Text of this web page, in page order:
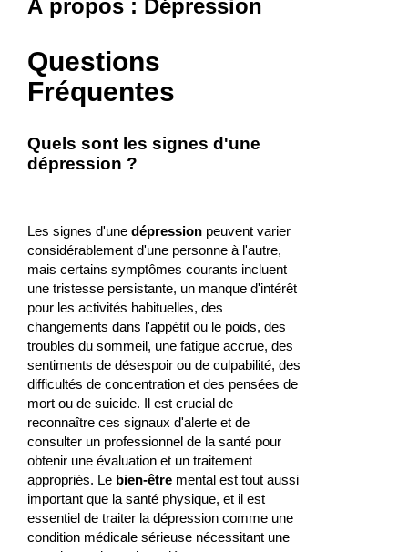
À propos : Dépression
Questions
Fréquentes
Quels sont les signes d'une
dépression ?
Les signes d'une dépressionpeuvent varier
considérablement d'une personne à l'autre,
mais certains symptômes courants incluent
une tristesse persistante, un manque d'intérêt
pour les activités habituelles, des
changements dans l'appétit ou le poids, des
troubles du sommeil, une fatigue accrue, des
sentiments de désespoir ou de culpabilité, des
difficultés de concentration et des pensées de
mort ou de suicide. Il est crucial de
reconnaître ces signaux d'alerte et de
consulter un professionnel de la santé pour
obtenir une évaluation et un traitement
appropriés. Le bien-être mental est tout aussi
important que la santé physique, et il est
essentiel de traiter la dépression comme une
condition médicale sérieuse nécessitant une